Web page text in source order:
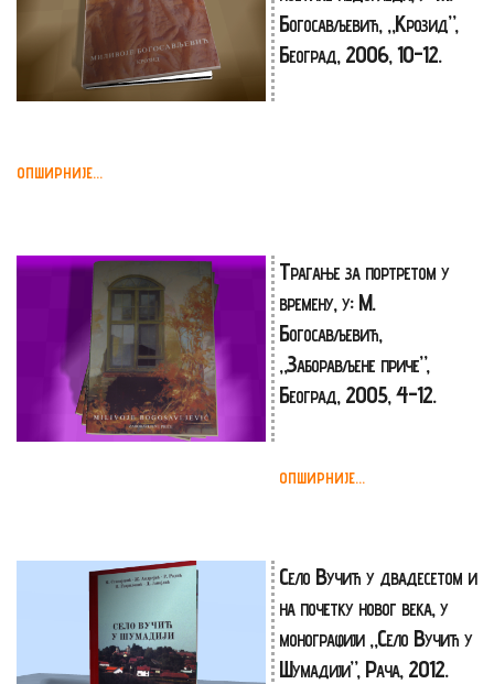
Богосављевић, „Крозид”,
Београд, 2006, 10-12.
ОПШИРНИЈЕ...
Трагање за портретом у
времену, у: М.
Богосављевић,
„Заборављене приче”,
Београд, 2005, 4-12.
ОПШИРНИЈЕ...
Село Вучић у двадесетом и
на почетку новог века, у
монографији „Село Вучић у
Шумадији”, Рача, 2012.